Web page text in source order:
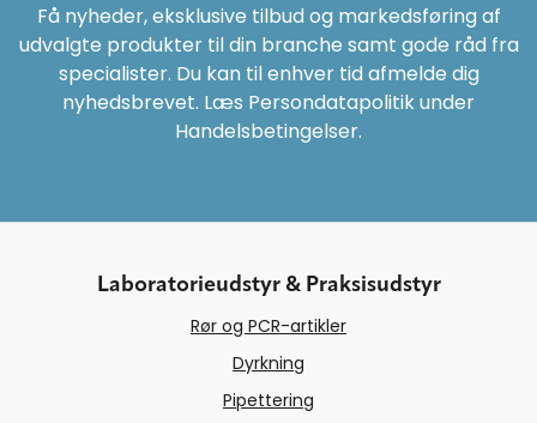
Få nyheder, eksklusive tilbud og markedsføring af
udvalgte produkter til din branche samt gode råd fra
specialister. Du kan til enhver tid afmelde dig
nyhedsbrevet. Læs Persondatapolitik under
Handelsbetingelser.
Laboratorieudstyr & Praksisudstyr
Rør og PCR-artikler
Dyrkning
Pipettering